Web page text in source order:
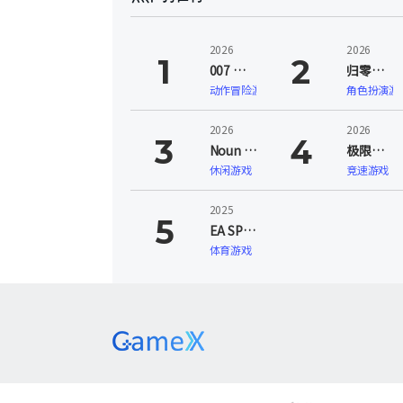
2026
007 初露锋芒（007 First Light）
动作冒险游戏
2026
归零巡礼：亡谍镇魂曲（ZERO PARADES: For Dead Spies）
角色扮演游
2026
Noun Town 语言学习（Noun Town Language Learning）
休闲游戏
2026
极限竞速：地平线6（Forza Horizon 6）
竞速游戏
2025
EA SPORTS FC 26
体育游戏